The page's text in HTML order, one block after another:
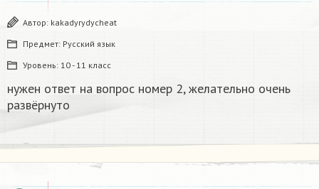
Автор: kakadyrydycheat
Предмет: Русский язык
Уровень: 10 - 11 класс
нужен ответ на вопрос номер 2, желательно очень
развёрнуто